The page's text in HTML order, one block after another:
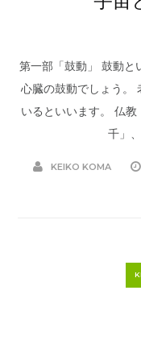
第一部「鼓動」 鼓動と
心臓の鼓動でしょう。
いるといいます。 仏
千」
KEIKO KOMA